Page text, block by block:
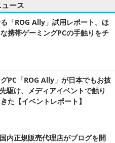
ース
「ROG Ally」試用レポート。ほ
携帯ゲーミングPCの手触りをチ
PC「ROG Ally」が日本でもお披
駆け、メディアイベントで触り
た【イベントレポート】
内正規販売代理店がブログを開